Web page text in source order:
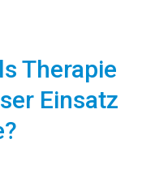
Therapie
Einsatz